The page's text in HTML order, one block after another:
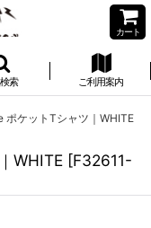
カート
索 ご利用案内
ポケットTシャツ｜WHITE
WHITE [F32611-